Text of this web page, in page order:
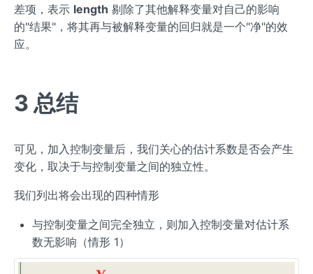
差项，表示 length 剔除了其他解释变量对自己的影响
的"结果"，将其再与被解释变量的回归就是一个"净"的效
应。
3 总结
可见，加入控制变量后，我们关心的估计系数是否会产生
变化，取决于与控制变量之间的独立性。
我们列出将会出现的四种情形
与控制变量之间完全独立，则加入控制变量对估计系
数无影响（情形 1）